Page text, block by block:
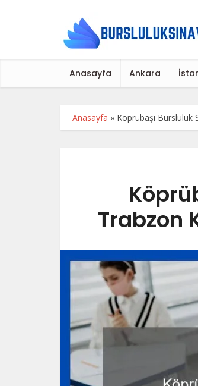
Anasayfa Ankara
Anasayfa » Köprübaşı Bursluluk
Trabzon